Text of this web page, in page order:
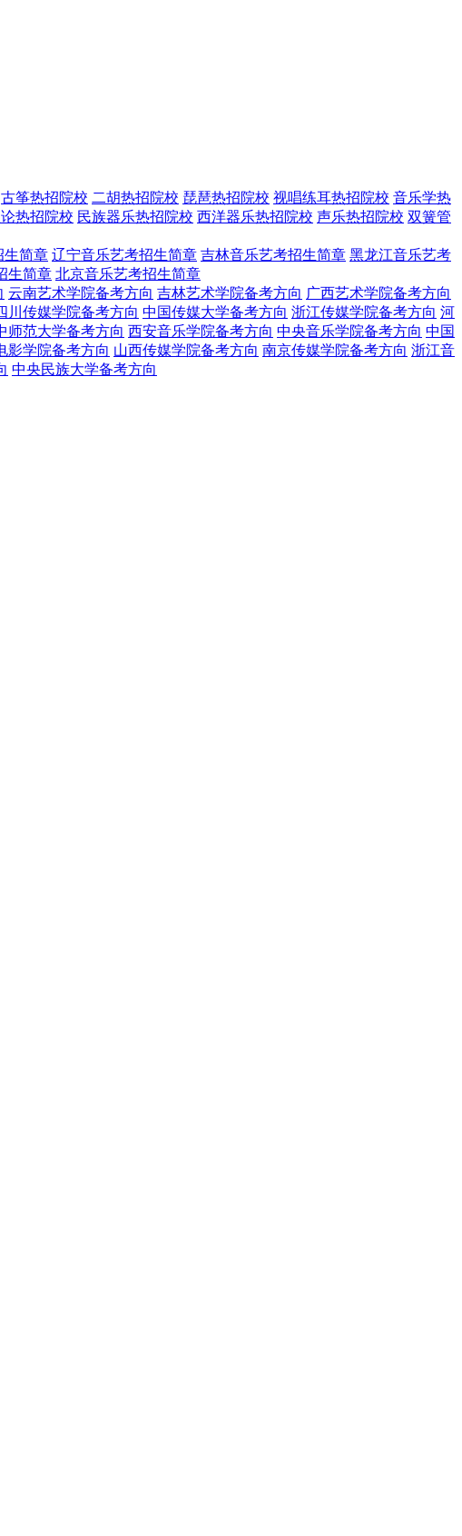
古筝热招院校 二胡热招院校 琵琶热招院校 视唱练耳热招院校 音乐学热
热招院校 民族器乐热招院校 西洋器乐热招院校 声乐热招院校 双簧管
生简章 辽宁音乐艺考招生简章 吉林音乐艺考招生简章 黑龙江音乐艺考
生简章 北京音乐艺考招生简章
云南艺术学院备考方向 吉林艺术学院备考方向 广西艺术学院备考方向
川传媒学院备考方向 中国传媒大学备考方向 浙江传媒学院备考方向 河
师范大学备考方向 西安音乐学院备考方向 中央音乐学院备考方向 中国
影学院备考方向 山西传媒学院备考方向 南京传媒学院备考方向 浙江音
中央民族大学备考方向